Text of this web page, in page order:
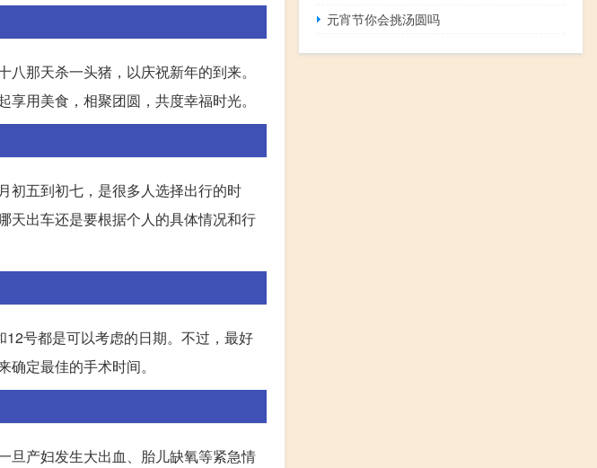
那天杀一头猪，以庆祝新年的到来。
用美食，相聚团圆，共度幸福时光。
初五到初七，是很多人选择出行的时
天出车还是要根据个人的具体情况和行
号都是可以考虑的日期。不过，最好
定最佳的手术时间。
旦产妇发生大出血、胎儿缺氧等紧急情
元宵节你会挑汤圆吗